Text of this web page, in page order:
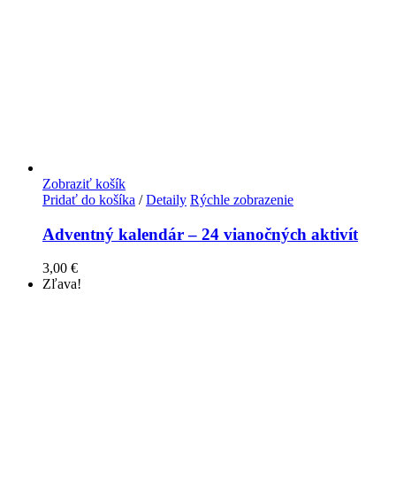
Zobraziť košík
Pridať do košíka / Detaily Rýchle zobrazenie
Adventný kalendár – 24 vianočných aktivít
3,00 €
Zľava!